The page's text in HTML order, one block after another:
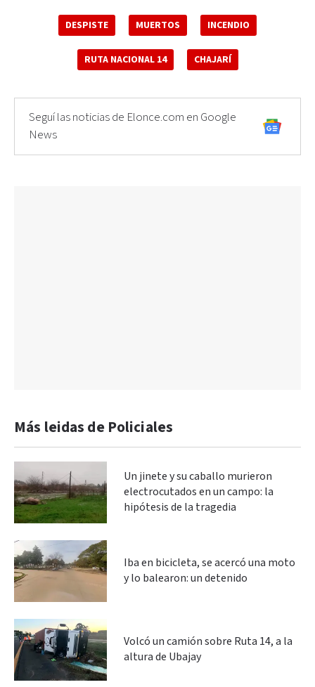
DESPISTE MUERTOS INCENDIO
RUTA NACIONAL 14 CHAJARÍ
Seguí las noticias de Elonce.com en Google
News
Más leidas de Policiales
Un jinete y su caballo murieron
electrocutados en un campo: la
hipótesis de la tragedia
Iba en bicicleta, se acercó una moto
y lo balearon: un detenido
Volcó un camión sobre Ruta 14, a la
altura de Ubajay